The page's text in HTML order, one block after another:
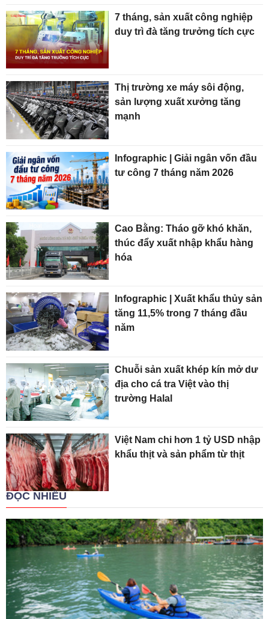
7 tháng, sản xuất công nghiệp
duy trì đà tăng trưởng tích cực
Thị trường xe máy sôi động,
sản lượng xuất xưởng tăng
mạnh
Infographic | Giải ngân vốn đầu
tư công 7 tháng năm 2026
Cao Bằng: Tháo gỡ khó khăn,
thúc đẩy xuất nhập khẩu hàng
hóa
Infographic | Xuất khẩu thủy sản
tăng 11,5% trong 7 tháng đầu
năm
Chuỗi sản xuất khép kín mở dư
địa cho cá tra Việt vào thị
trường Halal
Việt Nam chi hơn 1 tỷ USD nhập
khẩu thịt và sản phẩm từ thịt
ĐỌC NHIỀU